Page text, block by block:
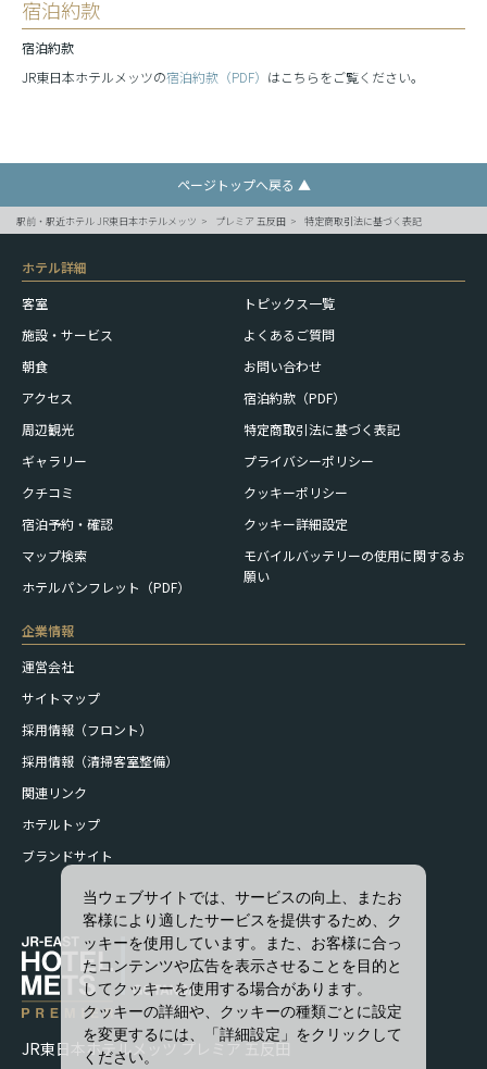
宿泊約款
宿泊約款
JR東日本ホテルメッツの宿泊約款（PDF） はこちらをご覧ください。
ページトップへ戻る ▲
駅前・駅近ホテル JR東日本ホテルメッツ プレミア 五反田 特定商取引法に基づく表記
ホテル詳細
客室
施設・サービス
朝食
アクセス
周辺観光
ギャラリー
クチコミ
宿泊予約・確認
マップ検索
ホテルパンフレット（PDF）
トピックス一覧
よくあるご質問
お問い合わせ
宿泊約款（PDF）
特定商取引法に基づく表記
プライバシーポリシー
クッキーポリシー
クッキー詳細設定
モバイルバッテリーの使用に関するお
願い
企業情報
運営会社
サイトマップ
採用情報（フロント）
採用情報（清掃客室整備）
関連リンク
ホテルトップ
ブランドサイト
JR東日本ホテルメッツ プレミア 五反田
当ウェブサイトでは、サービスの向上、またお
客様により適したサービスを提供するため、ク
ッキーを使用しています。また、お客様に合っ
たコンテンツや広告を表示させることを目的と
してクッキーを使用する場合があります。
クッキーの詳細や、クッキーの種類ごとに設定
を変更するには、「詳細設定」をクリックして
ください。